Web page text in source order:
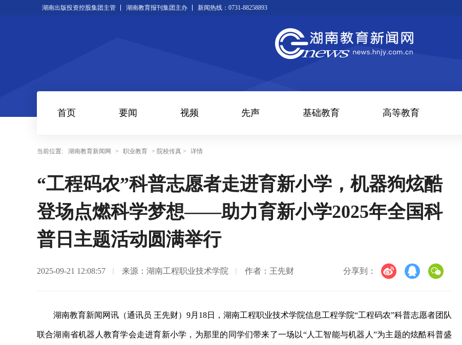
湖南出版投资控股集团主管 湖南教育报刊集团主办 新闻热线：0731-88258893
首页 要闻 视频 先声 基础教育 高等教育
当前位置: 湖南教育新闻网 > 职业教育 > 院校传真 > 详情
“工程码农”科普志愿者走进育新小学，机器狗炫酷
登场点燃科学梦想——助力育新小学2025年全国科
普日主题活动圆满举行
2025-09-21 12:08:57 来源：湖南工程职业技术学院 作者：王先财 分享到：
湖南教育新闻网讯（通讯员 王先财）9月18日，湖南工程职业技术学院信息工程学院“工程码农”科普志愿者团队
联合湖南省机器人教育学会走进育新小学，为那里的同学们带来了一场以“人工智能与机器人”为主题的炫酷科普盛